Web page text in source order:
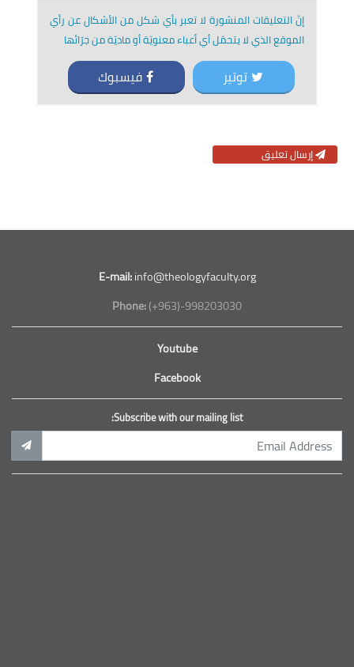
إنّ التعليقات المنشورة لا تعبر بأي شكل من الأشكال عن رأي
الموقع الذي لا يتحمّل أي أعباء معنويّة أو ماديّة من جرّائها
توتير فيسبوك
إرسال تعليق
E-mail:info@theologyfaculty.org
Phone:(+963)-998203030
Youtube
Facebook
Subscribe with our mailing list: